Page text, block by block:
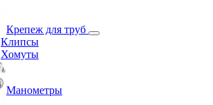
Крепеж для труб
Клипсы
Хомуты
Манометры